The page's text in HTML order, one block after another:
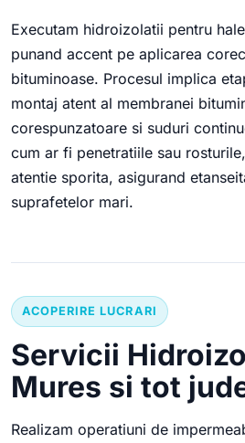
Executam hidroizolatii pentru
punand accent pe aplicarea
bituminoase. Procesul implica
montaj atent al membranei
corespunzatoare si suduri
cum ar fi penetratiile sau
atentie sporita, asigurand
suprafetelor mari.
ACOPERIRE LUCRARI
Servicii
Mures si tot
Realizam operatiuni de